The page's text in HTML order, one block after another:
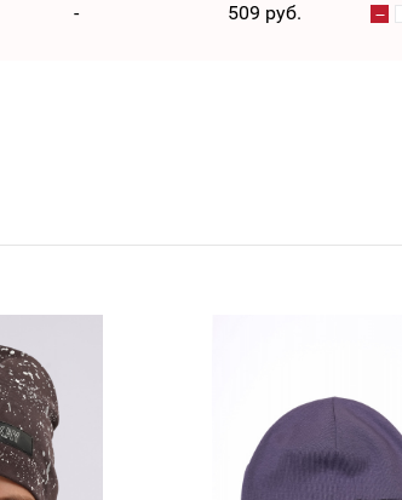
- 509 руб.